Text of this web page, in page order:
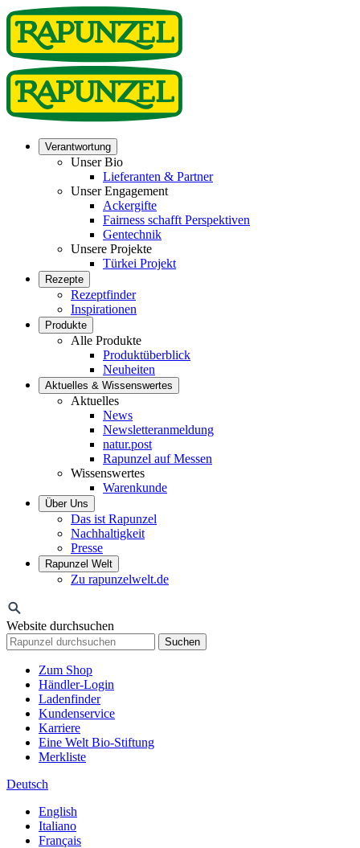
Verantwortung
Unser Bio
Lieferanten & Partner
Unser Engagement
Ackergifte
Fairness schafft Perspektiven
Gentechnik
Unsere Projekte
Türkei Projekt
Rezepte
Rezeptfinder
Inspirationen
Produkte
Alle Produkte
Produktüberblick
Neuheiten
Aktuelles & Wissenswertes
Aktuelles
News
Newsletteranmeldung
natur.post
Rapunzel auf Messen
Wissenswertes
Warenkunde
Über Uns
Das ist Rapunzel
Nachhaltigkeit
Presse
Rapunzel Welt
Zu rapunzelwelt.de
Website durchsuchen
Suchen
Zum Shop
Händler-Login
Ladenfinder
Kundenservice
Karriere
Eine Welt Bio-Stiftung
Merkliste
Deutsch
English
Italiano
Français